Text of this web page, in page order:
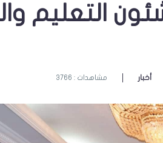
التعليم
أخبار مشاهدات : 3766